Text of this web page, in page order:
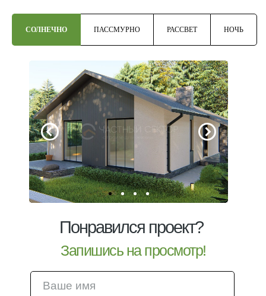
СОЛНЕЧНО ПАССМУРНО РАССВЕТ НОЧЬ
Понравился проект?
Запишись на просмотр!